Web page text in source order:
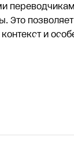
Это
и